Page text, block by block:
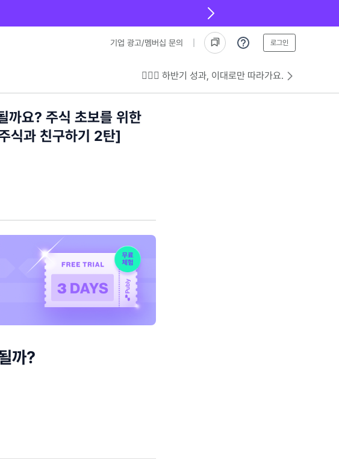
기업 광고/멤버십 문의 로그인
💁🏻‍♂️ 하반기 성과, 이대로만 따라가요.
까요? 주식 초보를 위한
식과 친구하기 2탄]
까?